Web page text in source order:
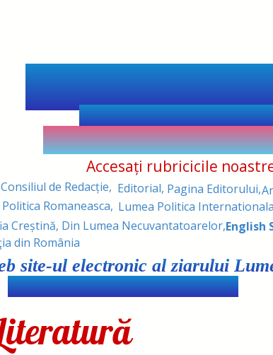
Lumea
Romanian World
Revistă de atitudine
Accesați rubricicile
Consiliul de Redacție, Editorial, Pagina Editorului,
Romaneasca, Lumea Politica
Creștină, Din Lumea Necuvantatoarelor,English
din România
site-ul electronic al ziarului
(Romanian World PRESS - U.S.A.)